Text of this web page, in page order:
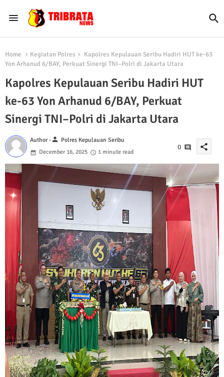
Home Kegiatan Polres
Kapolres Kepulauan Seribu Hadiri HUT ke-63
Yon Arhanud 6/BAY, Perkuat Sinergi TNI–Polri di Jakarta Utara
Kapolres Kepulauan Seribu Hadiri HUT
ke-63 Yon Arhanud 6/BAY, Perkuat
Sinergi TNI–Polri di Jakarta Utara
Author -person Polres Kepulauan Seribu
December 16, 2025
1 minute read
0 share